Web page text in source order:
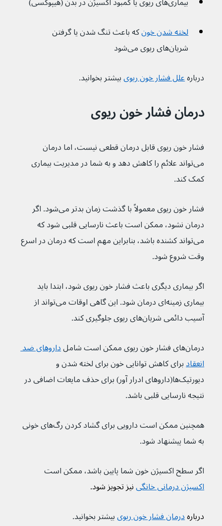
لخته شدن خونکه باعث تنگ شدن یا گرفتن
شریان‌های ریوی می‌شود
درباره علل فشار خون ریویبیشتر بخوانید.
درمان فشار خون ریوی
فشار خون ریوی قابل درمان قطعی نیست، اما درمان
می‌تواند علائم را کاهش دهد و به شما در مدیریت بیماری
کمک کند.
فشار خون ریوی معمولاً با گذشت زمان بدتر می‌شود. اگر
درمان نشود، ممکن است باعث نارسایی قلبی شود که
می‌تواند کشنده باشد، بنابراین مهم است که درمان در اسرع
وقت شروع شود.
اگر بیماری دیگری باعث فشار خون ریوی شود، ابتدا باید
بیماری زمینه‌ای درمان شود. این گاهی اوقات می‌تواند از
آسیب دائمی شریان‌های ریوی جلوگیری کند.
درمان‌های فشار خون ریوی ممکن است شامل
داروهای ضد
انعقادبرای کاهش توانایی خون برای لخته شدن و
دیورتیک‌ها(داروهای ادرار آور) برای حذف مایعات اضافی در
نتیجه نارسایی قلبی باشد.
همچنین ممکن است دارویی برای گشاد کردن رگ‌های خونی
به شما پیشنهاد شود.
اگر سطح اکسیژن خون شما پایین باشد، ممکن است
اکسیژن درمانی خانگی نیز تجویز شود.
درباره درمان فشار خون ریویبیشتر بخوانید.